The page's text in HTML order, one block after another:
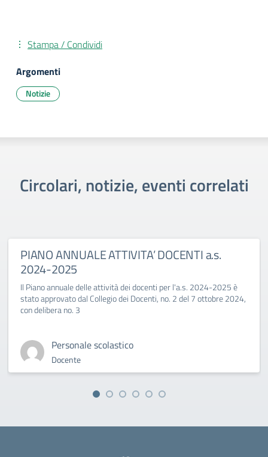
Stampa / Condividi
Argomenti
Notizie
Circolari, notizie, eventi correlati
PIANO ANNUALE ATTIVITA’ DOCENTI a.s.
2024-2025
Il Piano annuale delle attività dei docenti per l'a.s. 2024-2025 è
stato approvato dal Collegio dei Docenti, no. 2 del 7 ottobre 2024,
con delibera no. 3
Personale scolastico
Docente